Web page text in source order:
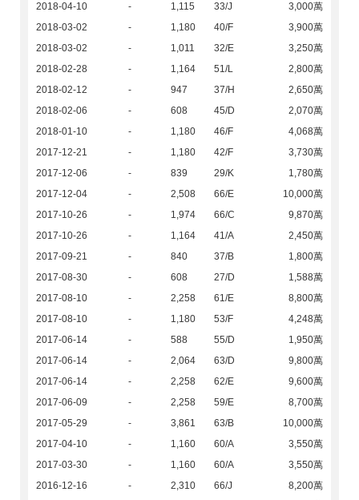
2018-04-10
- 1,115 33/J
3,000萬
2018-03-02
- 1,180 40/F
3,900萬
2018-03-02
- 1,011 32/E
3,250萬
2018-02-28
- 1,164 51/L
2,800萬
2018-02-12
- 947 37/H
2,650萬
2018-02-06
- 608 45/D
2,070萬
2018-01-10
- 1,180 46/F
4,068萬
2017-12-21
- 1,180 42/F
3,730萬
2017-12-06
- 839 29/K
1,780萬
2017-12-04
- 2,508 66/E
10,000萬
2017-10-26
- 1,974 66/C
9,870萬
2017-10-26
- 1,164 41/A
2,450萬
2017-09-21
- 840 37/B
1,800萬
2017-08-30
- 608 27/D
1,588萬
2017-08-10
- 2,258 61/E
8,800萬
2017-08-10
- 1,180 53/F
4,248萬
2017-06-14
- 588 55/D
1,950萬
2017-06-14
- 2,064 63/D
9,800萬
2017-06-14
- 2,258 62/E
9,600萬
2017-06-09
- 2,258 59/E
8,700萬
2017-05-29
- 3,861 63/B
10,000萬
2017-04-10
- 1,160 60/A
3,550萬
2017-03-30
- 1,160 60/A
3,550萬
2016-12-16
- 2,310 66/J
8,200萬